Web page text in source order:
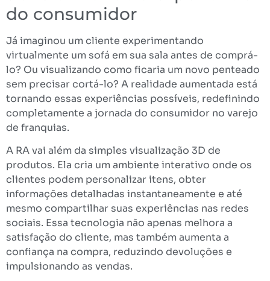
do consumidor
Já imaginou um cliente experimentando
virtualmente um sofá em sua sala antes de comprá-
lo? Ou visualizando como ficaria um novo penteado
sem precisar cortá-lo? A realidade aumentada está
tornando essas experiências possíveis, redefinindo
completamente a jornada do consumidor no varejo
de franquias.
A RA vai além da simples visualização 3D de
produtos. Ela cria um ambiente interativo onde os
clientes podem personalizar itens, obter
informações detalhadas instantaneamente e até
mesmo compartilhar suas experiências nas redes
sociais. Essa tecnologia não apenas melhora a
satisfação do cliente, mas também aumenta a
confiança na compra, reduzindo devoluções e
impulsionando as vendas.